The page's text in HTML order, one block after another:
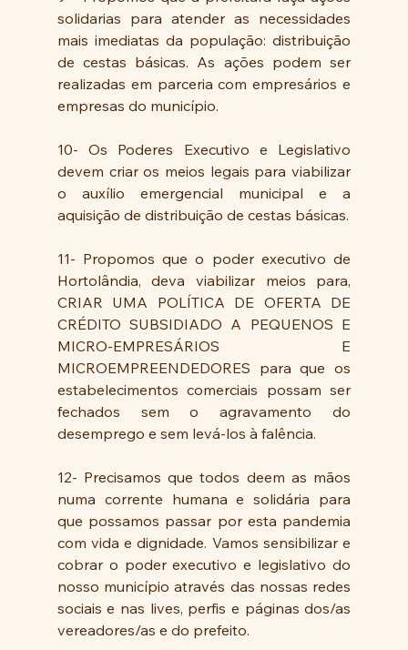
solidarias para atender as necessidades
mais imediatas da população: distribuição
de cestas básicas. As ações podem ser
realizadas em parceria com empresários e
empresas do município.
10- Os Poderes Executivo e Legislativo
devem criar os meios legais para viabilizar
o auxílio emergencial municipal e a
aquisição de distribuição de cestas básicas.
11- Propomos que o poder executivo de
Hortolândia, deva viabilizar meios para,
CRIAR UMA POLÍTICA DE OFERTA DE
CRÉDITO SUBSIDIADO A PEQUENOS E
MICRO-EMPRESÁRIOS E
MICROEMPREENDEDORES para que os
estabelecimentos comerciais possam ser
fechados sem o agravamento do
desemprego e sem levá-los à falência.
12- Precisamos que todos deem as mãos
numa corrente humana e solidária para
que possamos passar por esta pandemia
com vida e dignidade. Vamos sensibilizar e
cobrar o poder executivo e legislativo do
nosso município através das nossas redes
sociais e nas lives, perfis e páginas dos/as
vereadores/as e do prefeito.